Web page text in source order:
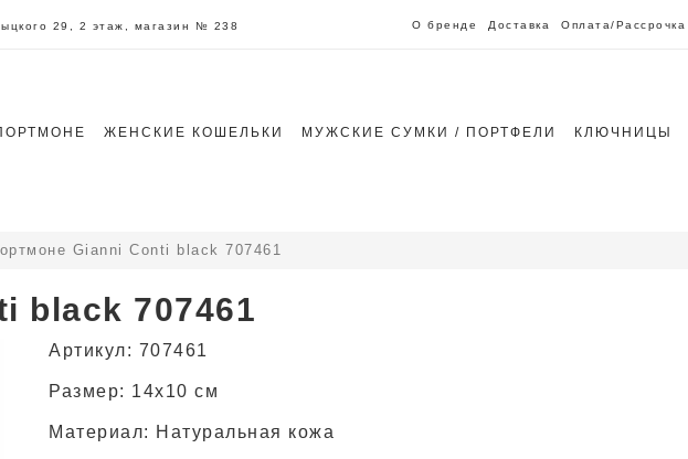
29, 2 этаж, магазин № 238 О бренде Доставка Оплата/Рассрочка
ЖЕНСКИЕ КОШЕЛЬКИ МУЖСКИЕ СУМКИ / ПОРТФЕЛИ КЛЮЧНИЦЫ
Gianni Conti black 707461
black 707461
Артикул: 707461
Размер: 14x10 см
Материал: Натуральная кожа